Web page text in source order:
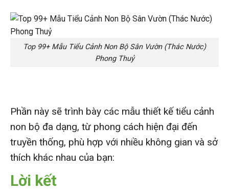
Top 99+ Mẫu Tiểu Cảnh Non Bộ Sân Vườn (Thác Nước)
Phong Thuỷ
Phần này sẽ trình bày các mẫu thiết kế tiểu cảnh
non bộ đa dạng, từ phong cách hiện đại đến
truyền thống, phù hợp với nhiều không gian và sở
thích khác nhau của bạn:
Lời kết